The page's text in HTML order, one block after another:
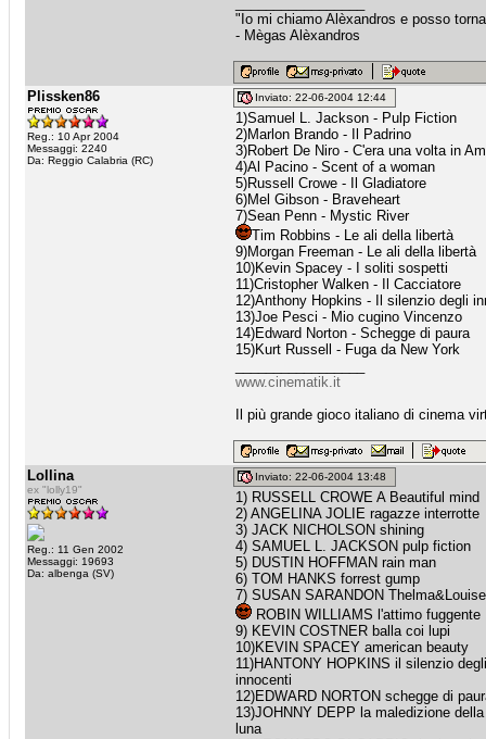
"Io mi chiamo Alèxandros e posso
- Mègas Alèxandros
Plissken86
Reg.: 10 Apr 2004
Messaggi: 2240
Da: Reggio Calabria (RC)
Inviato: 22-06-2004 12:44
1)Samuel L. Jackson - Pulp Fiction
2)Marlon Brando - Il Padrino
3)Robert De Niro - C'era una volta in
4)Al Pacino - Scent of a woman
5)Russell Crowe - Il Gladiatore
6)Mel Gibson - Braveheart
7)Sean Penn - Mystic River
Tim Robbins - Le ali della libertà
9)Morgan Freeman - Le ali della libertà
10)Kevin Spacey - I soliti sospetti
11)Cristopher Walken - Il Cacciatore
12)Anthony Hopkins - Il silenzio degli
13)Joe Pesci - Mio cugino Vincenzo
14)Edward Norton - Schegge di paura
15)Kurt Russell - Fuga da New York
www.cinematik.it
Il più grande gioco italiano di cinema
Lollina
ex "lolly19"
Reg.: 11 Gen 2002
Messaggi: 19693
Da: albenga (SV)
Inviato: 22-06-2004 13:48
1) RUSSELL CROWE A Beautiful mind
2) ANGELINA JOLIE ragazze interrotte
3) JACK NICHOLSON shining
4) SAMUEL L. JACKSON pulp fiction
5) DUSTIN HOFFMAN rain man
6) TOM HANKS forrest gump
7) SUSAN SARANDON Thelma&Louise
ROBIN WILLIAMS l'attimo fuggente
9) KEVIN COSTNER balla coi lupi
10)KEVIN SPACEY american beauty
11)HANTONY HOPKINS il silenzio degli
innocenti
12)EDWARD NORTON schegge di
13)JOHNNY DEPP la maledizione
luna